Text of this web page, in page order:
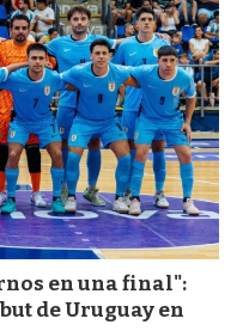
en una final":
de Uruguay en